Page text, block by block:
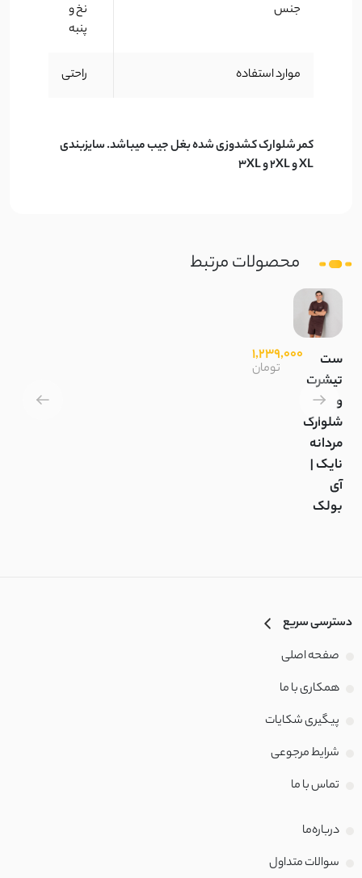
جنس
نخ و
پنبه
موارد استفاده راحتی
کمر شلوارک کشدوزی شده بغل جیب میباشد. سایزبندی
XL و 2XL و 3XL
محصولات مرتبط
ست
تیشرت
و
شلوارک
مردانه
نایک |
آی
بولک
1,239,000
تومان
دسترسی سریع
صفحه اصلی
همکاری با ما
پیگیری شکایات
شرایط مرجوعی
تماس با‌ ما
درباره‌ما
سوالات متداول